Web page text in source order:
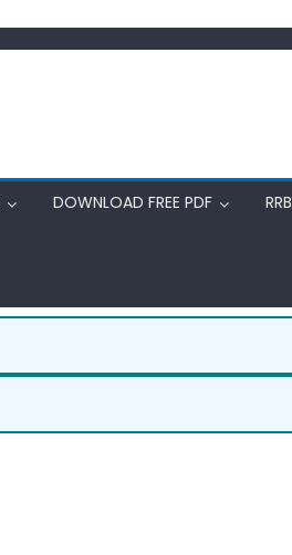
DOWNLOAD FREE PDF RRB